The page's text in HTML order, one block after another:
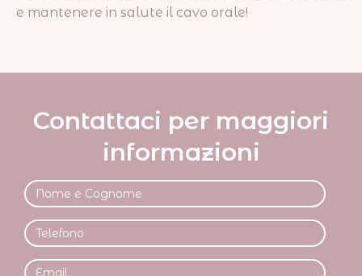
e mantenere in salute il cavo orale!
Contattaci per maggiori
informazioni
Nome
e
Cognome
Telefono
Email